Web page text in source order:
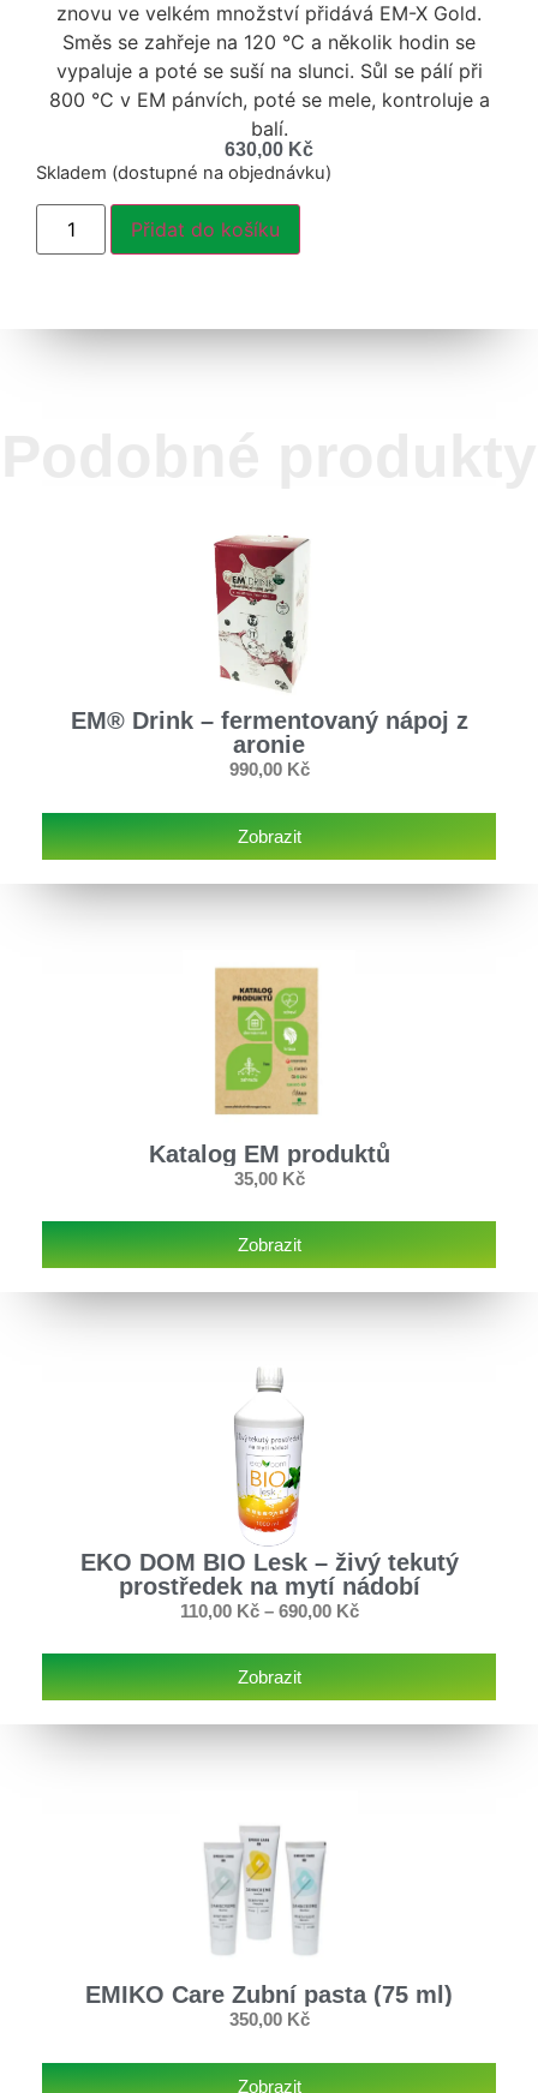
znovu ve velkém množství přidává EM-X Gold.
Směs se zahřeje na 120 °C a několik hodin se
vypaluje a poté se suší na slunci. Sůl se pálí při
800 °C v EM pánvích, poté se mele, kontroluje a
balí.
630,00 Kč
Skladem (dostupné na objednávku)
Přidat do košíku
EM® Drink – fermentovaný nápoj z
aronie
990,00 Kč
Zobrazit
Katalog EM produktů
35,00 Kč
Zobrazit
EKO DOM BIO Lesk – živý tekutý
prostředek na mytí nádobí
110,00 Kč – 690,00 Kč
Zobrazit
EMIKO Care Zubní pasta (75 ml)
350,00 Kč
Zobrazit